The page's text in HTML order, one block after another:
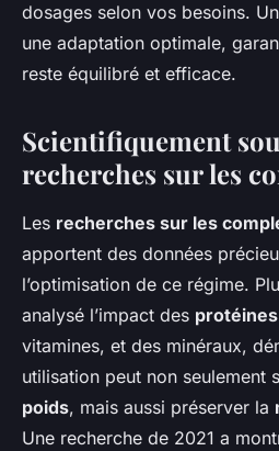
dosages selon vos besoins.
une adaptation optimale,
reste équilibré et efficace.
Scientifiquement
recherches sur les
Les recherches sur les
apportent des données
l’optimisation de ce régime.
analysé l’impact des
vitamines, et des minéraux,
utilisation peut non seulement
poids, mais aussi préserver la
Une recherche de 2021 a